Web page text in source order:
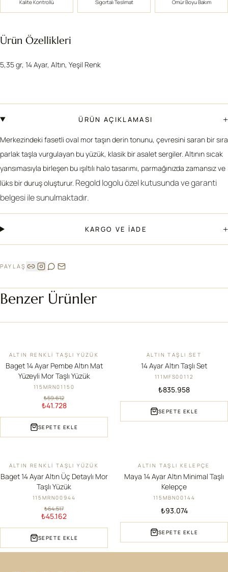
Kalite Kontrollü Sigortalı Teslimat Ömür Boyu Bakım
Ürün Özellikleri
5,35 gr, 14 Ayar, Altın, Yeşil Renk
ÜRÜN AÇIKLAMASI +
Merkezindeki fasetli oval mor taşın derin tonunu, çevresini saran bir sıra
parlak taşla vurgulayan bu yüzük, klasik bir asalet sergiler. Altının sıcak
yansımasıyla birleşen bu ışıltılı halo tasarımı, parmağınızda zamansız ve
lüks bir duruş oluşturur. Regold logolu özel kutusunda ve garanti
belgesi ile sunulmaktadır.
KARGO VE İADE +
PAYLAŞ
Benzer Ürünler
İNDIRIM
ALTIN RENKLI TAŞLI YÜZÜK
Baget 14 Ayar Pembe Altın Mat
Yüzeyli Mor Taşlı Yüzük
115MRN01150
₺59.612
₺41.728
SEPETE EKLE
ALTIN TAŞLI SET
14 Ayar Altın Taşlı Set
111MFS00112
₺835.958
SEPETE EKLE
İNDIRIM
ALTIN RENKLI TAŞLI YÜZÜK
Baget 14 Ayar Altın Üç Detaylı Mor
Taşlı Yüzük
115MRN00944
₺64.517
₺45.162
SEPETE EKLE
YENI
ALTIN TAŞLI KELEPÇE
Maya 14 Ayar Altın Minimal Taşlı
Kelepçe
115MBN00144
₺93.074
SEPETE EKLE